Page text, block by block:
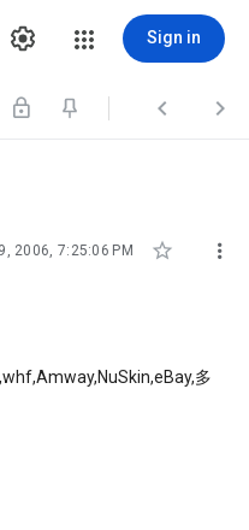
Sign in
  
2006, 7:25:06 PM  
多